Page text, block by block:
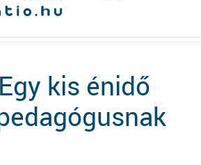
kis énidő